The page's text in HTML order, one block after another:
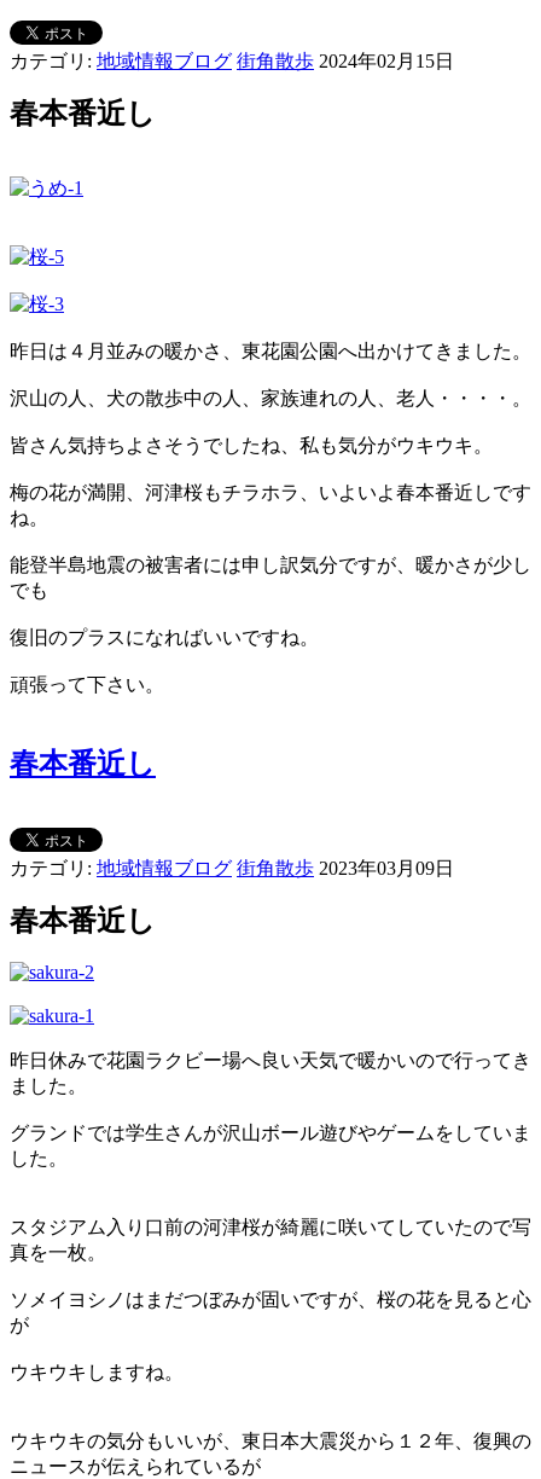
カテゴリ: 地域情報ブログ 街角散歩 2024年02月15日
春本番近し
昨日は４月並みの暖かさ、東花園公園へ出かけてきました。
沢山の人、犬の散歩中の人、家族連れの人、老人・・・・。
皆さん気持ちよさそうでしたね、私も気分がウキウキ。
梅の花が満開、河津桜もチラホラ、いよいよ春本番近しです
ね。
能登半島地震の被害者には申し訳気分ですが、暖かさが少し
でも
復旧のプラスになればいいですね。
頑張って下さい。
春本番近し
カテゴリ: 地域情報ブログ 街角散歩 2023年03月09日
春本番近し
昨日休みで花園ラクビー場へ良い天気で暖かいので行ってき
ました。
グランドでは学生さんが沢山ボール遊びやゲームをしていま
した。
スタジアム入り口前の河津桜が綺麗に咲いてしていたので写
真を一枚。
ソメイヨシノはまだつぼみが固いですが、桜の花を見ると心
が
ウキウキしますね。
ウキウキの気分もいいが、東日本大震災から１２年、復興の
ニュースが伝えられているが